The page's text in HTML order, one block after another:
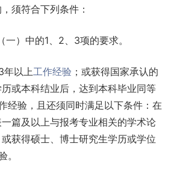
须符合下列条件：
一）中的1、2、3项的要求。
年以上工作经验 ；或获得国家承认的
或本科结业后，达到本科毕业同等
经验，且还须同时满足以下条件：在
篇及以上与报考专业相关的学术论
获得硕士、博士研究生学历或学位
。